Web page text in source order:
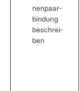
nen­paar­
bin­dung
be­schrei­
ben